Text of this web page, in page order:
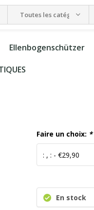
Toutes les catégories
Ellenbogenschützer
Faire un choix: *
En stock